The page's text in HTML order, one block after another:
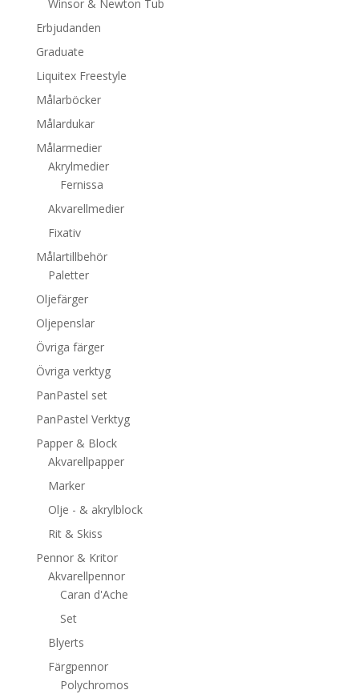
Winsor & Newton Tub
Erbjudanden
Graduate
Liquitex Freestyle
Målarböcker
Målardukar
Målarmedier
Akrylmedier
Fernissa
Akvarellmedier
Fixativ
Målartillbehör
Paletter
Oljefärger
Oljepenslar
Övriga färger
Övriga verktyg
PanPastel set
PanPastel Verktyg
Papper & Block
Akvarellpapper
Marker
Olje - & akrylblock
Rit & Skiss
Pennor & Kritor
Akvarellpennor
Caran d'Ache
Set
Blyerts
Färgpennor
Polychromos